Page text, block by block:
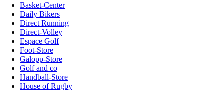
Basket-Center
Daily Bikers
Direct Running
Direct-Volley
Espace Golf
Foot-Store
Galopp-Store
Golf and co
Handball-Store
House of Rugby